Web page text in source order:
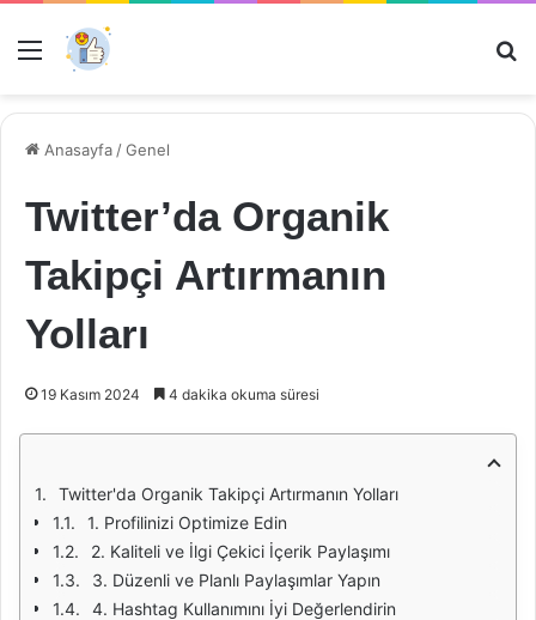
Menü
Anasayfa /Genel
Twitter’da Organik
Takipçi Artırmanın
Yolları
19 Kasım 2024 4 dakika okuma süresi
Twitter'da Organik Takipçi Artırmanın Yolları
1. Profilinizi Optimize Edin
2. Kaliteli ve İlgi Çekici İçerik Paylaşımı
3. Düzenli ve Planlı Paylaşımlar Yapın
4. Hashtag Kullanımını İyi Değerlendirin